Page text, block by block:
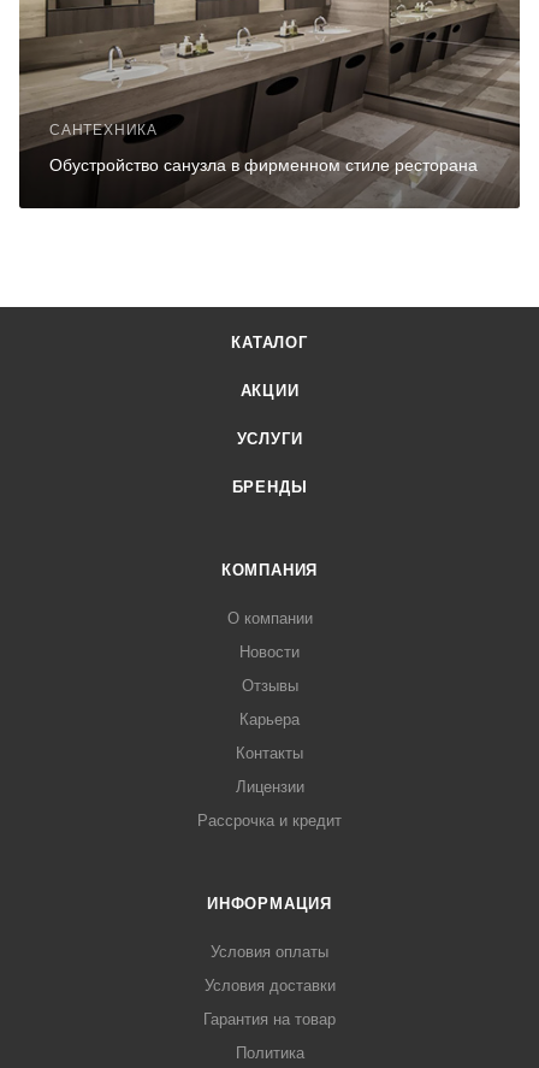
САНТЕХНИКА
Обустройство санузла в фирменном стиле ресторана
КАТАЛОГ
АКЦИИ
УСЛУГИ
БРЕНДЫ
КОМПАНИЯ
О компании
Новости
Отзывы
Карьера
Контакты
Лицензии
Рассрочка и кредит
ИНФОРМАЦИЯ
Условия оплаты
Условия доставки
Гарантия на товар
Политика